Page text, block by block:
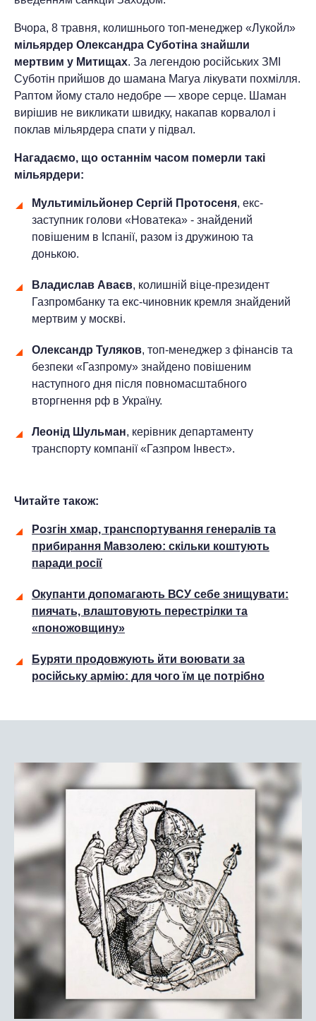
Вчора, 8 травня, колишнього топ-менеджер «Лукойл»
мільярдер Олександра Суботіна знайшли
мертвим у Митищах. За легендою російських ЗМІ
Суботін прийшов до шамана Магуа лікувати похмілля.
Раптом йому стало недобре — хворе серце. Шаман
вирішив не викликати швидку, накапав корвалол і
поклав мільярдера спати у підвал.
Нагадаємо, що останнім часом померли такі
мільярдери:
Мультимільйонер Сергій Протосеня, екс-
заступник голови «Новатека» - знайдений
повішеним в Іспанії, разом із дружиною та
донькою.
Владислав Аваєв, колишній віце-президент
Газпромбанку та екс-чиновник кремля знайдений
мертвим у москві.
Олександр Туляков, топ-менеджер з фінансів та
безпеки «Газпрому» знайдено повішеним
наступного дня після повномасштабного
вторгнення рф в Україну.
Леонід Шульман, керівник департаменту
транспорту компанії «Газпром Інвест».
Читайте також:
Розгін хмар, транспортування генералів та
прибирання Мавзолею: скільки коштують
паради росії
Окупанти допомагають ВСУ себе знищувати:
пиячать, влаштовують перестрілки та
«поножовщину»
Буряти продовжують йти воювати за
російську армію: для чого їм це потрібно